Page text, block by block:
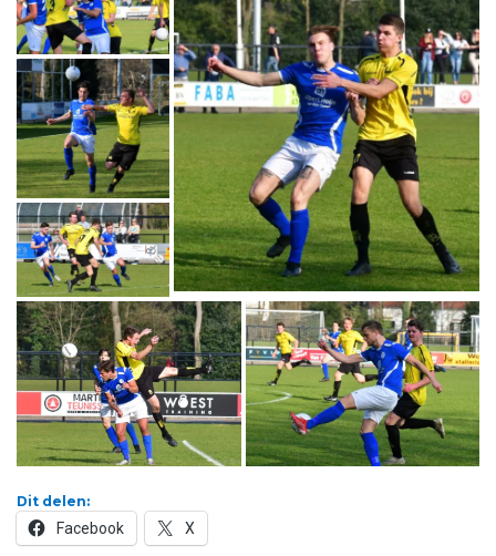
Dit delen:
Facebook X